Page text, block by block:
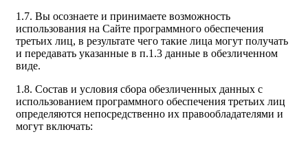
1.7. Вы осознаете и принимаете возможность
использования на Сайте программного обеспечения
третьих лиц, в результате чего такие лица могут получать
и передавать указанные в п.1.3 данные в обезличенном
виде.
1.8. Состав и условия сбора обезличенных данных с
использованием программного обеспечения третьих лиц
определяются непосредственно их правообладателями и
могут включать: